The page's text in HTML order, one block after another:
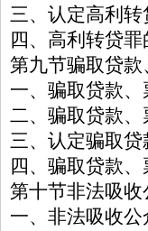
三、认定高利
四、高利转贷罪
第九节骗取贷
一、骗取贷款
二、骗取贷款
三、认定骗取
四、骗取贷款
第十节非法吸收
一、非法吸收